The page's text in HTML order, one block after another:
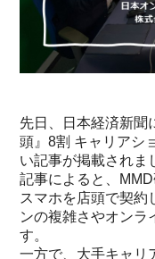
先日、日本経済新聞
頭』8割 キャリアシ
い記事が掲載されま
記事によると、
スマホを店頭で契約
ンの複雑さやオンラ
す。
一方で、大手キャリ